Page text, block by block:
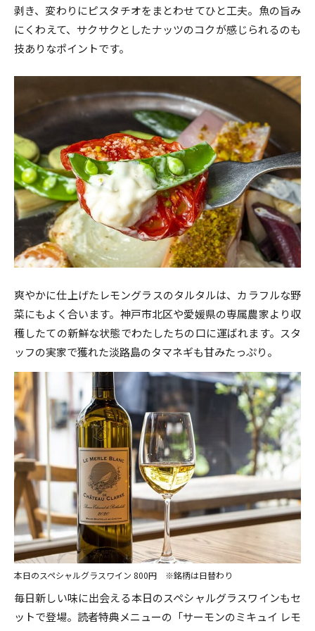
剥き、変わりにピスタチオをまとわせてひと工夫。魚の旨み
にくわえて、サクサクとしたナッツのコクが感じられるのも
技ありなポイントです。
爽やかに仕上げたレモングラスのタルタルは、カラフルな野
菜にもよく合います。神戸市北区や愛媛県の専属農家より収
穫したての新鮮な状態でわたしたちの口に運ばれます。スタ
ッフの実家で獲れた淡路島のタマネギも甘みたっぷり。
本日のスペシャルグラスワイン 800円 ※銘柄は日替わり
毎日新しい味に出会える本日のスペシャルグラスワインもセ
ットで登場。読者特典メニューの「サーモンのミキュイ レモ